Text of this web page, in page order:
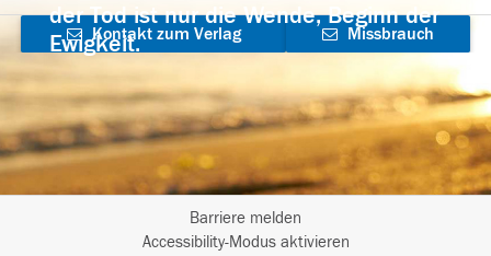
der Tod ist nur die Wende, Beginn der
Ewigkeit.
Kontakt zum Verlag
aufnehmen
Missbrauch
Barriere melden
Accessibility-Modus aktivieren